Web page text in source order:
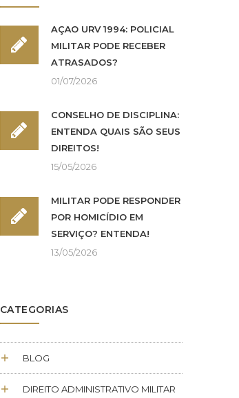
AÇÃO URV 1994: POLICIAL
MILITAR PODE RECEBER
ATRASADOS?
01/07/2026
CONSELHO DE DISCIPLINA:
ENTENDA QUAIS SÃO SEUS
DIREITOS!
15/05/2026
MILITAR PODE RESPONDER
POR HOMICÍDIO EM
SERVIÇO? ENTENDA!
13/05/2026
CATEGORIAS
BLOG
DIREITO ADMINISTRATIVO MILITAR